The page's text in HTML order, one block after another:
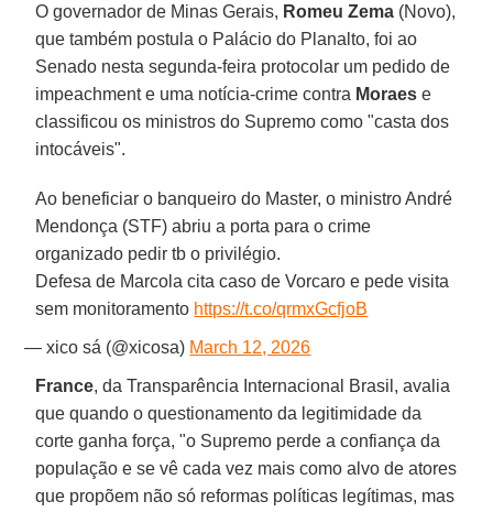
O governador de Minas Gerais, Romeu Zema (Novo),
que também postula o Palácio do Planalto, foi ao
Senado nesta segunda-feira protocolar um pedido de
impeachment e uma notícia-crime contra Moraes e
classificou os ministros do Supremo como "casta dos
intocáveis".
Ao beneficiar o banqueiro do Master, o ministro André
Mendonça (STF) abriu a porta para o crime
organizado pedir tb o privilégio.
Defesa de Marcola cita caso de Vorcaro e pede visita
sem monitoramento https://t.co/qrmxGcfjoB
— xico sá (@xicosa) March 12, 2026
France, da Transparência Internacional Brasil, avalia
que quando o questionamento da legitimidade da
corte ganha força, "o Supremo perde a confiança da
população e se vê cada vez mais como alvo de atores
que propõem não só reformas políticas legítimas, mas